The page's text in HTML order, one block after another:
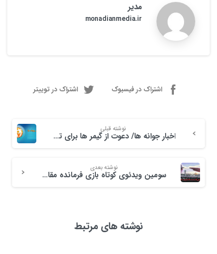
مدیر
monadianmedia.ir
اشتراک در فیسبوک اشتراک در توییتر
نوشته قبلی
اخبار جوانه ها/ دعوت از گیمر ها برای تست بازی فرمانده مقاومت؛ نبرد آمرلی
نوشته بعدی
سومین ویدئوی کوتاه بازی فرمانده مقاومت؛ نبرد آمرلی منتشر شد
نوشته های مرتبط